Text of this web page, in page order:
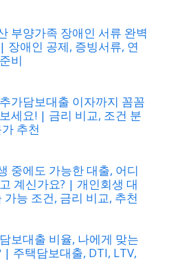
부양가족 장애인 서류 완벽
장애인 공제, 증빙서류, 연
비
가담보대출 이자까지 꼼꼼
세요! | 금리 비교, 조건 분
추천
중에도 가능한 대출, 어디
계신가요? | 개인회생 대
가능 조건, 금리 비교, 추천
보대출 비율, 나에게 맞는
| 주택담보대출, DTI, LTV,